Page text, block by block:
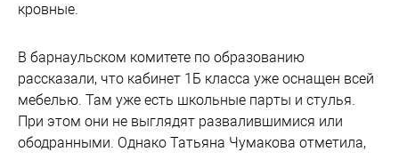
кровные.
В барнаульском комитете по образованию
рассказали, что кабинет 1Б класса уже оснащен всей
мебелью. Там уже есть школьные парты и стулья.
При этом они не выглядят развалившимися или
ободранными. Однако Татьяна Чумакова отметила,